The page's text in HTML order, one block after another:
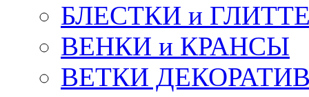
БЛЕСТКИ и
ВЕНКИ и КРАНСЫ
ВЕТКИ